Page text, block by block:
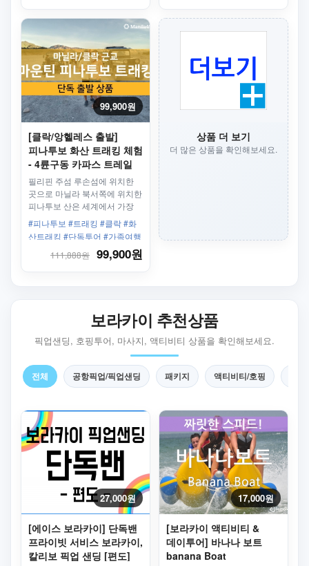
99,900원
[클락/앙헬레스 출발]
피나투보 화산 트래킹 체험
- 4륜구동 카파스 트레일
데이투어
필리핀 주섬 루손섬에 위치한
곳으로 마닐라 북서쪽에 위치한
피나투보 산은 세계에서 가장
아름다운 화산 중에 하나로,
해발 4,875피트 이며, 풍부한
동식물을 볼수 있습니다. <br>
점심 도시락은 메뉴에서 추가
#피나투보 #트래킹 #클락 #화
산트래킹 #단독투어 #가족여행
추천 #대자연 #클락출발 #앙헬
레스출발 #호텔픽드롭포함
111,888원 99,900원
상품 더 보기
더 많은 상품을 확인해보세요.
보라카이 추천상품
픽업샌딩, 호핑투어, 마사지, 액티비티 상품을 확인해보세요.
전체 공항픽업/픽업샌딩 패키지 액티비티/호핑
27,000원
[에이스 보라카이] 단독밴
프라이빗 서비스 보라카이,
칼리보 픽업 샌딩 [편도]
17,000원
[보라카이 액티비티 &
데이투어] 바나나 보트
banana Boat